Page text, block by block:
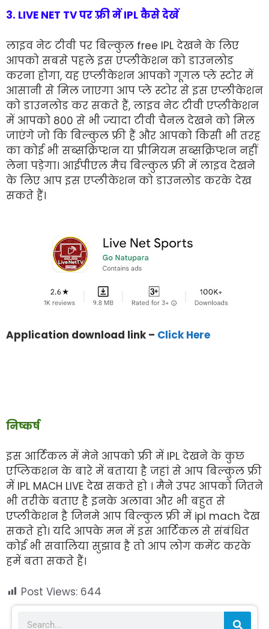
3. LIVE NET TV पर फ़्री में IPL कैसे देखें
लाइव नेट टीवी पर बिल्कुल free IPL देखने के लिए
आपको सबसे पहले इस एप्लीकेशन को डाउनलोड
करना होगा, यह एप्लीकेशन आपको गूगल प्ले स्टोर में
आसानी से मिल जाएगा आप प्ले स्टोर से इस एप्लीकेशन
को डाउनलोड कर सकते हैं, लाइव नेट टीवी एप्लीकेशन
में आपको 800 से भी ज्यादा टीवी चैनल देखने को मिल
जाएंगे जो कि बिल्कुल फ्री हैं और आपको किसी भी तरह
का कोई भी सब्सक्रिप्शन या प्रीमियम सब्सक्रिप्शन नहीं
लेना पड़ेगा। आईपीएल मैच बिल्कुल फ्री में लाइव देखने
के लिए आप इस एप्लीकेशन को डाउनलोड करके देख
सकते हैं।
Application download link – Click Here
निष्कर्ष
इस आर्टिकल में मेने आपको फ़्री में IPL देखने के कुछ
एप्लिकशन के बारे में बताया है जहां से आप बिल्कुल फ्री
में IPL MACH LIVE देख सकते हो । मैने उपर आपको जितने
भी तरीके बताए है इनके अलावा और भी बहुत से
एप्लीकेशन है जिनमे आप बिल्कुल फ्री में ipl mach देख
सकते हो। यदि आपके मन में इस आर्टिकल से संबंधित
कोई भी सवालिया सुझाव है तो आप लोग कमेंट करके
हमें बता सकते हैं।
Post Views: 644